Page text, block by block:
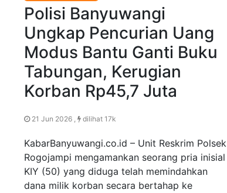
Polisi Banyuwangi
Ungkap Pencurian Uang
Modus Bantu Ganti Buku
Tabungan, Kerugian
Korban Rp45,7 Juta
21 Jun 2026 , dilihat 17k
KabarBanyuwangi.co.id – Unit Reskrim Polsek
Rogojampi mengamankan seorang pria inisial
KIY (50) yang diduga telah memindahkan
dana milik korban secara bertahap ke